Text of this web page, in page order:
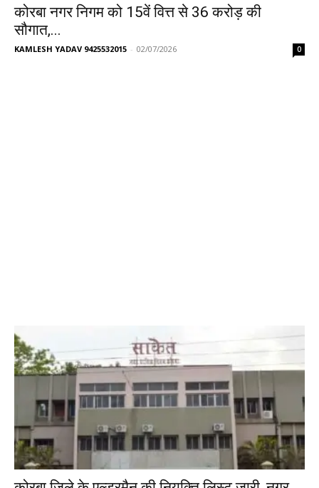
कोरबा नगर निगम को 15वें वित्त से 36 करोड़ की
सौगात,...
KAMLESH YADAV 9425532015 - 02/07/2026 0